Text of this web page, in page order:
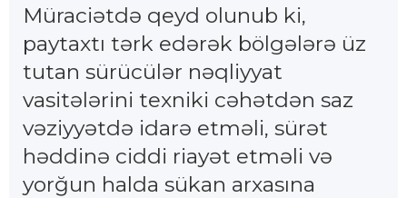
Müraciətdə qeyd olunub ki,
paytaxtı tərk edərək bölgələrə üz
tutan sürücülər nəqliyyat
vasitələrini texniki cəhətdən saz
vəziyyətdə idarə etməli, sürət
həddinə ciddi riayət etməli və
yorğun halda sükan arxasına